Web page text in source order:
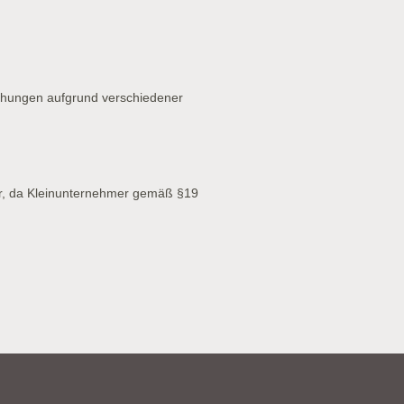
aufgrund verschiedener
da Kleinunternehmer gemäß §19